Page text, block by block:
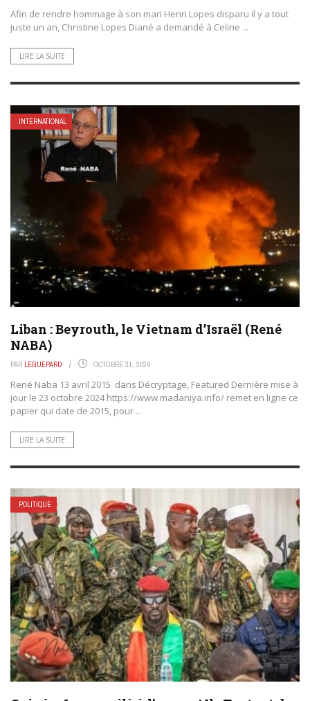
Afin de rendre hommage à son mari Henri Lopes disparu il y a tout
juste un an, Christine Lopes Diané a demandé à Celine ...
LIRE LA SUITE
INTERNATIONAL
Liban : Beyrouth, le Vietnam d’Israël (René
NABA)
PAR LEGUEPARD OCTOBRE 31, 2024
René Naba 13 avril 2015 dans Décryptage, Featured Dernière mise à
jour le 23 octobre 2024 https://www.madaniya.info/ remet en ligne ce
papier qui date de 2015, pour ...
LIRE LA SUITE
POLITIQUE